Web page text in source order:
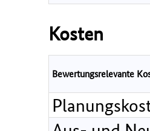
Kosten
Bewertungsrelevante